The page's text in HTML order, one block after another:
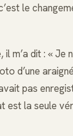
le
m’a dit : « Je
d’une
pas
est la seule